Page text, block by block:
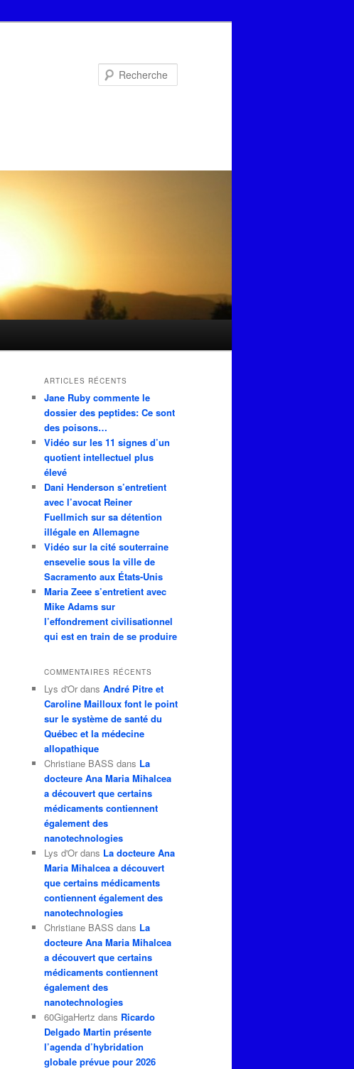
ARTICLES RÉCENTS
Jane Ruby commente le
dossier des peptides: Ce sont
des poisons…
Vidéo sur les 11 signes d’un
quotient intellectuel plus
élevé
Dani Henderson s’entretient
avec l’avocat Reiner
Fuellmich sur sa détention
illégale en Allemagne
Vidéo sur la cité souterraine
ensevelie sous la ville de
Sacramento aux États-Unis
Maria Zeee s’entretient avec
Mike Adams sur
l’effondrement civilisationnel
qui est en train de se produire
COMMENTAIRES RÉCENTS
Lys d'Or dans André Pitre et
Caroline Mailloux font le point
sur le système de santé du
Québec et la médecine
allopathique
Christiane BASS dans La
docteure Ana Maria Mihalcea
a découvert que certains
médicaments contiennent
également des
nanotechnologies
Lys d'Or dans La docteure Ana
Maria Mihalcea a découvert
que certains médicaments
contiennent également des
nanotechnologies
Christiane BASS dans La
docteure Ana Maria Mihalcea
a découvert que certains
médicaments contiennent
également des
nanotechnologies
60GigaHertz dans Ricardo
Delgado Martin présente
l’agenda d’hybridation
globale prévue pour 2026